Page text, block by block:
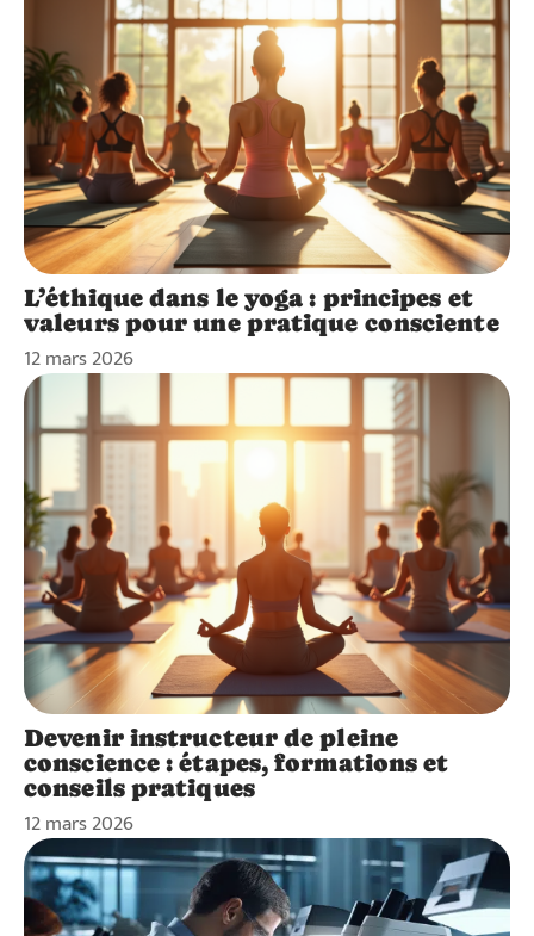
L’éthique dans le yoga : principes et
valeurs pour une pratique consciente
12 mars 2026
Devenir instructeur de pleine
conscience : étapes, formations et
conseils pratiques
12 mars 2026